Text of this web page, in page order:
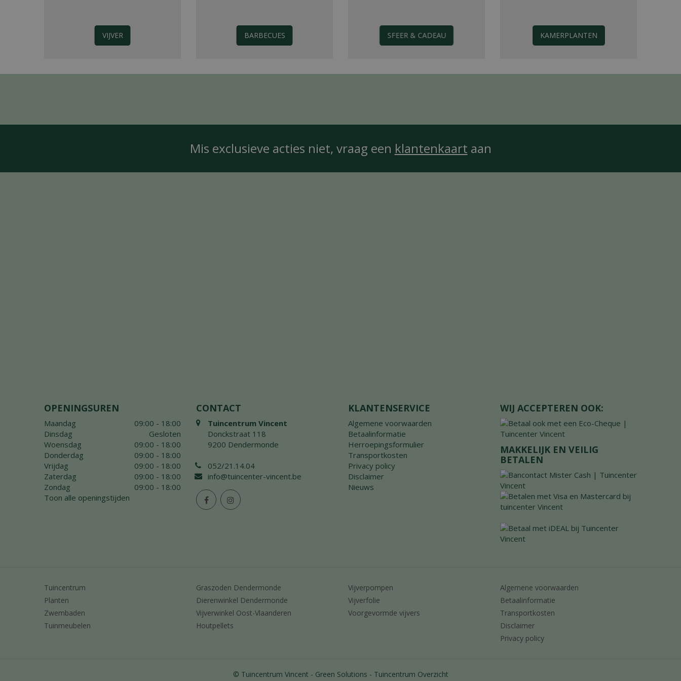
VIJVER BARBECUES SFEER & CADEAU KAMERPLANTEN
Mis exclusieve acties niet, vraag een klantenkaart aan
OPENINGSUREN
Maandag
09:00 - 18:00
Dinsdag
Gesloten
Woensdag
09:00 - 18:00
Donderdag
09:00 - 18:00
Vrijdag
09:00 - 18:00
Zaterdag
09:00 - 18:00
Zondag
09:00 - 18:00
Toon alle openingstijden
CONTACT
Tuincentrum Vincent
Donckstraat 118
9200 Dendermonde
052/21.14.04
info@tuincenter-vincent.be
KLANTENSERVICE
Algemene voorwaarden
Betaalinformatie
Herroepingsformulier
Transportkosten
Privacy policy
Disclaimer
Nieuws
WIJ ACCEPTEREN OOK:
MAKKELIJK EN VEILIG
BETALEN
Tuincentrum
Planten
Zwembaden
Tuinmeubelen
Graszoden Dendermonde
Dierenwinkel Dendermonde
Vijverwinkel Oost-Vlaanderen
Houtpellets
Vijverpompen
Vijverfolie
Voorgevormde vijvers
Algemene voorwaarden
Betaalinformatie
Transportkosten
Disclaimer
Privacy policy
© Tuincentrum Vincent Green Solutions Tuincentrum Overzicht